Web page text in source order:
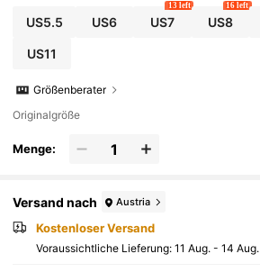
US5.5 US6 US7
13 left
US8
16 left
US11
Größenberater
Originalgröße
Menge:
Versand nach Austria
Kostenloser Versand
Voraussichtliche Lieferung: 11 Aug. - 14 Aug.